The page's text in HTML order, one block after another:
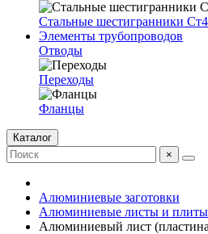
Стальные шестигранники
Элементы трубопроводов
Отводы
Переходы
Фланцы
Каталог
×
Алюминиевые заготовки
Алюминиевые листы и
Алюминиевый лист